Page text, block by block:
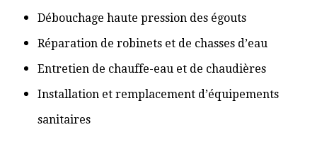
Débouchage haute pression des égouts
Réparation de robinets et de chasses d’eau
Entretien de chauffe-eau et de chaudières
Installation et remplacement d’équipements
sanitaires